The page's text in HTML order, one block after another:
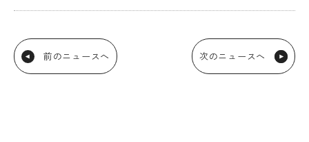
前のニュースへ 次のニュースへ